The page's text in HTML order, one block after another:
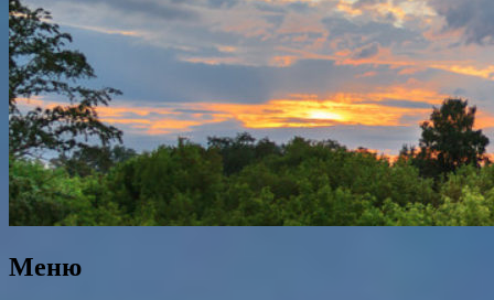
Меню